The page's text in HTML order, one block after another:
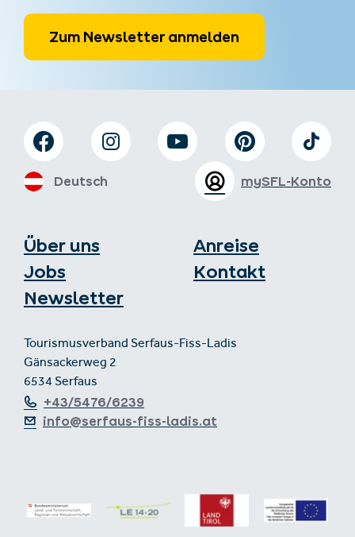
Zum Newsletter anmelden
Über uns
Jobs
Newsletter
Anreise
Kontakt
Tourismusverband Serfaus-Fiss-Ladis
Gänsackerweg 2
6534 Serfaus
+43/5476/6239
info@serfaus-fiss-ladis.at
mySFL-Konto
Deutsch